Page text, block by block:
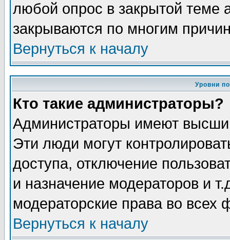
любой опрос в закрытой теме
закрываются по многим
Вернуться к началу
Уровни
Кто такие администраторы?
Администраторы имеют
Эти люди могут
доступа, отключение
и назначение модераторов и
модераторские права во всех
Вернуться к началу